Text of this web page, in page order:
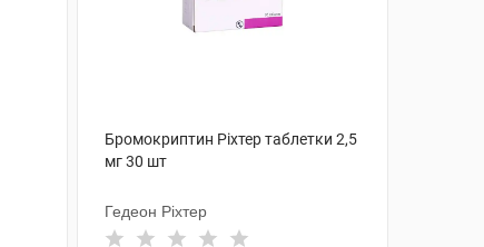
Бромокриптин Ріхтер таблетки 2,5
мг 30 шт
Гедеон Ріхтер